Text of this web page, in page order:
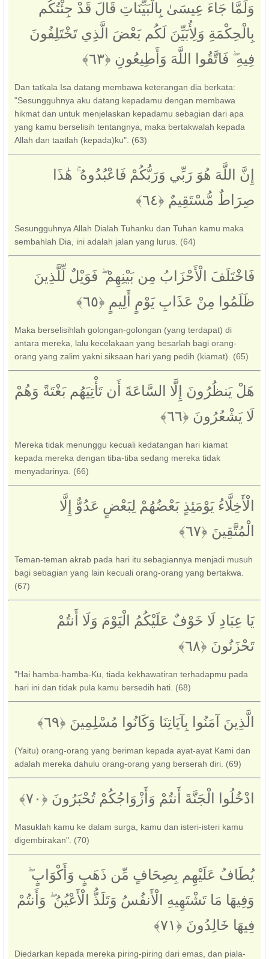
وَلَمَّا جَاءَ عِيسَىٰ بِالْبَيِّنَاتِ قَالَ قَدْ جِئْتُكُم
بِالْحِكْمَةِ وَلِأُبَيِّنَ لَكُم بَعْضَ الَّذِي تَخْتَلِفُونَ
فِيهِ ۖ فَاتَّقُوا اللَّهَ وَأَطِيعُونِ ‎﴿٦٣﴾‏
Dan tatkala Isa datang membawa keterangan dia berkata:
"Sesungguhnya aku datang kepadamu dengan membawa
hikmat dan untuk menjelaskan kepadamu sebagian dari apa
yang kamu berselisih tentangnya, maka bertakwalah kepada
Allah dan taatlah (kepada)ku". (63)
إِنَّ اللَّهَ هُوَ رَبِّي وَرَبُّكُمْ فَاعْبُدُوهُ ۚ هَٰذَا
صِرَاطٌ مُّسْتَقِيمٌ ‎﴿٦٤﴾‏
Sesungguhnya Allah Dialah Tuhanku dan Tuhan kamu maka
sembahlah Dia, ini adalah jalan yang lurus. (64)
فَاخْتَلَفَ الْأَحْزَابُ مِن بَيْنِهِمْ ۖ فَوَيْلٌ لِّلَّذِينَ
ظَلَمُوا مِنْ عَذَابِ يَوْمٍ أَلِيمٍ ‎﴿٦٥﴾‏
Maka berselisihlah golongan-golongan (yang terdapat) di
antara mereka, lalu kecelakaan yang besarlah bagi orang-
orang yang zalim yakni siksaan hari yang pedih (kiamat). (65)
هَلْ يَنظُرُونَ إِلَّا السَّاعَةَ أَن تَأْتِيَهُم بَغْتَةً وَهُمْ
لَا يَشْعُرُونَ ‎﴿٦٦﴾‏
Mereka tidak menunggu kecuali kedatangan hari kiamat
kepada mereka dengan tiba-tiba sedang mereka tidak
menyadarinya. (66)
الْأَخِلَّاءُ يَوْمَئِذٍ بَعْضُهُمْ لِبَعْضٍ عَدُوٌّ إِلَّا
الْمُتَّقِينَ ‎﴿٦٧﴾‏
Teman-teman akrab pada hari itu sebagiannya menjadi musuh
bagi sebagian yang lain kecuali orang-orang yang bertakwa.
(67)
يَا عِبَادِ لَا خَوْفٌ عَلَيْكُمُ الْيَوْمَ وَلَا أَنتُمْ
تَحْزَنُونَ ‎﴿٦٨﴾‏
"Hai hamba-hamba-Ku, tiada kekhawatiran terhadapmu pada
hari ini dan tidak pula kamu bersedih hati. (68)
الَّذِينَ آمَنُوا بِآيَاتِنَا وَكَانُوا مُسْلِمِينَ ‎﴿٦٩﴾‏
(Yaitu) orang-orang yang beriman kepada ayat-ayat Kami dan
adalah mereka dahulu orang-orang yang berserah diri. (69)
ادْخُلُوا الْجَنَّةَ أَنتُمْ وَأَزْوَاجُكُمْ تُحْبَرُونَ ‎﴿٧٠﴾‏
Masuklah kamu ke dalam surga, kamu dan isteri-isteri kamu
digembirakan". (70)
يُطَافُ عَلَيْهِم بِصِحَافٍ مِّن ذَهَبٍ وَأَكْوَابٍ ۖ
وَفِيهَا مَا تَشْتَهِيهِ الْأَنفُسُ وَتَلَذُّ الْأَعْيُنُ ۖ وَأَنتُمْ
فِيهَا خَالِدُونَ ‎﴿٧١﴾‏
Diedarkan kepada mereka piring-piring dari emas, dan piala-